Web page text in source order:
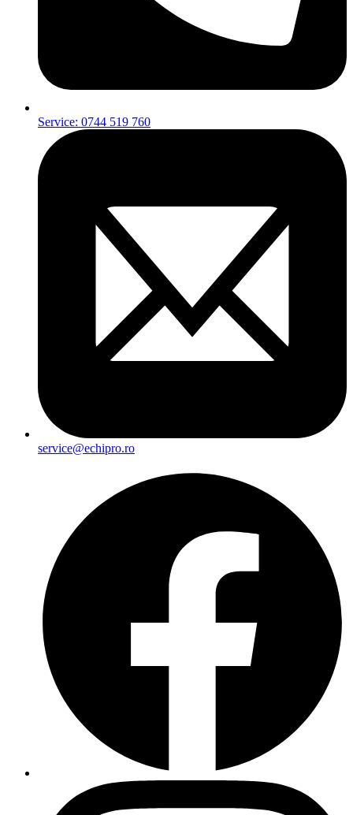
Service: 0744 519 760
service@echipro.ro